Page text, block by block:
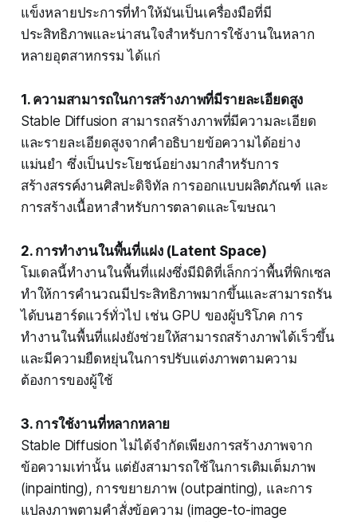
แข็งหลายประการที่ทำให้มันเป็นเครื่องมือที่มี
ประสิทธิภาพและน่าสนใจสำหรับการใช้งานในหลาก
หลายอุตสาหกรรม ได้แก่
1. ความสามารถในการสร้างภาพที่มีรายละเอียดสูง
Stable Diffusion สามารถสร้างภาพที่มีความละเอียด
และรายละเอียดสูงจากคำอธิบายข้อความได้อย่าง
แม่นยำ ซึ่งเป็นประโยชน์อย่างมากสำหรับการ
สร้างสรรค์งานศิลปะดิจิทัล การออกแบบผลิตภัณฑ์ และ
การสร้างเนื้อหาสำหรับการตลาดและโฆษณา
2. การทำงานในพื้นที่แฝง (Latent Space)
โมเดลนี้ทำงานในพื้นที่แฝงซึ่งมีมิติที่เล็กกว่าพื้นที่พิกเซล
ทำให้การคำนวณมีประสิทธิภาพมากขึ้นและสามารถรัน
ได้บนฮาร์ดแวร์ทั่วไป เช่น GPU ของผู้บริโภค การ
ทำงานในพื้นที่แฝงยังช่วยให้สามารถสร้างภาพได้เร็วขึ้น
และมีความยืดหยุ่นในการปรับแต่งภาพตามความ
ต้องการของผู้ใช้
3. การใช้งานที่หลากหลาย
Stable Diffusion ไม่ได้จำกัดเพียงการสร้างภาพจาก
ข้อความเท่านั้น แต่ยังสามารถใช้ในการเติมเต็มภาพ
(inpainting), การขยายภาพ (outpainting), และการ
แปลงภาพตามคำสั่งข้อความ (image-to-image